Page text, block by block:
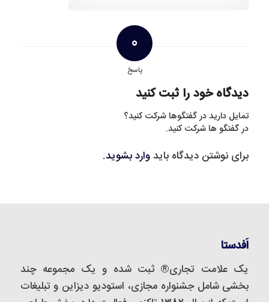
0
پاسخ
دیدگاه خود را ثبت کنید
تمایل دارید در گفتگوها شرکت کنید؟
در گفتگو ها شرکت کنید.
برای نوشتن دیدگاه بایدوارد بشوید.
اَفدستا
یک علامت تجاری® ثبت شده و یک مجموعه‌ چند
بخشی شامل جشنواره مجازی، استودیو دیزاین و تبلیغات